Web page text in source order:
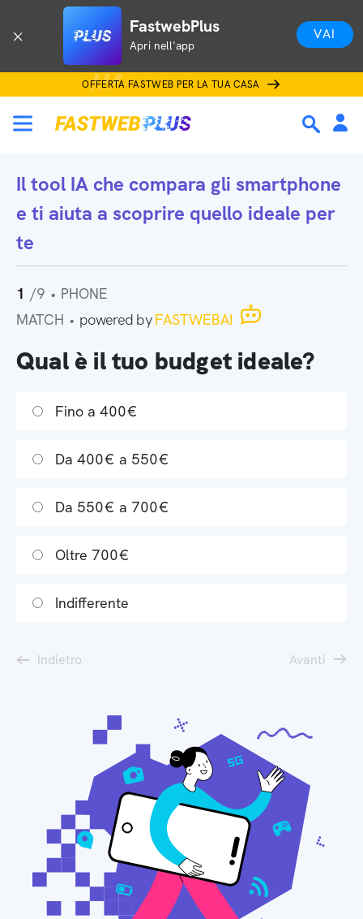
FastwebPlus
Apri nell'app
VAI
OFFERTA FASTWEB PER LA TUA CASA
Il tool IA che compara gli smartphone
e ti aiuta a scoprire quello ideale per
te
1 /9 • PHONE
MATCH • powered byFASTWEBAI
Qual è il tuo budget ideale?
Fino a 400€
Da 400€ a 550€
Da 550€ a 700€
Oltre 700€
Indifferente
Indietro Avanti